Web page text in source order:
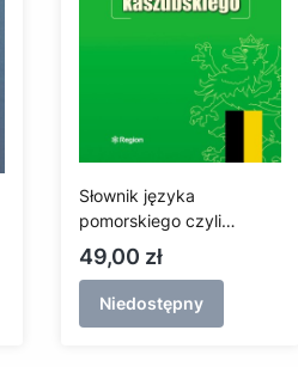
Słownik języka
pomorskiego czyli
kaszubskiego
Cena
49,00 zł
Niedostępny